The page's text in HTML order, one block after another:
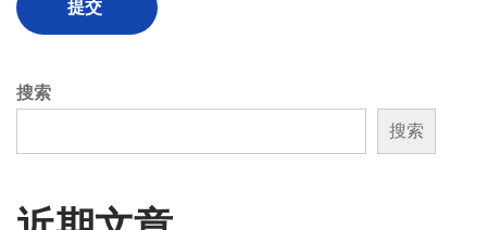
搜索
搜索